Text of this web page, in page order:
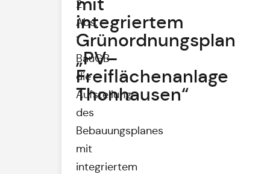
integriertem
Grünordnungsplan
„PV–
Freiflächenanlage
Thonhausen“
2
Abs.
1
BauGB
die
Aufstellung
des
Bebauungsplanes
mit
integriertem